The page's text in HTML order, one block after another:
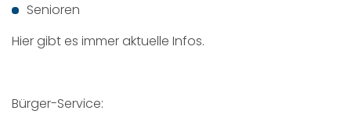
Senioren
Hier gibt es immer aktuelle Infos.
Bürger-Service: